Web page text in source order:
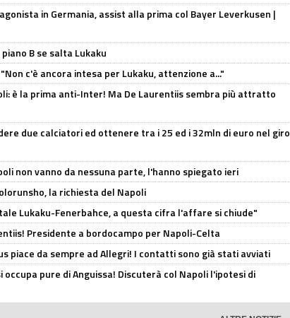
in Germania, assist alla prima col Bayer Leverkusen |
B se salta Lukaku
c'è ancora intesa per Lukaku, attenzione a..."
è la prima anti-Inter! Ma De Laurentiis sembra più attratto
due calciatori ed ottenere tra i 25 ed i 32mln di euro nel giro
non vanno da nessuna parte, l'hanno spiegato ieri
la richiesta del Napoli
Lukaku-Fenerbahce, a questa cifra l'affare si chiude"
Presidente a bordocampo per Napoli-Celta
piace da sempre ad Allegri! I contatti sono già stati avviati
occupa pure di Anguissa! Discuterà col Napoli l'ipotesi di